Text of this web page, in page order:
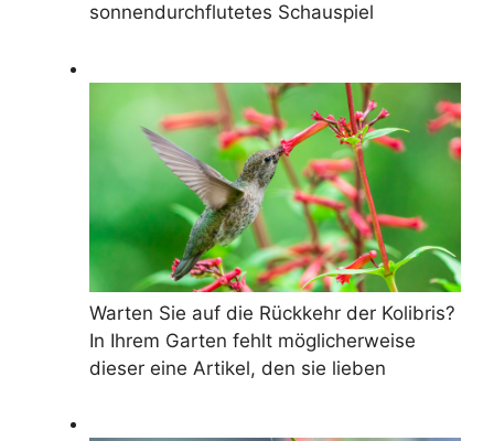
sonnendurchflutetes Schauspiel
Warten Sie auf die Rückkehr der Kolibris?
In Ihrem Garten fehlt möglicherweise
dieser eine Artikel, den sie lieben